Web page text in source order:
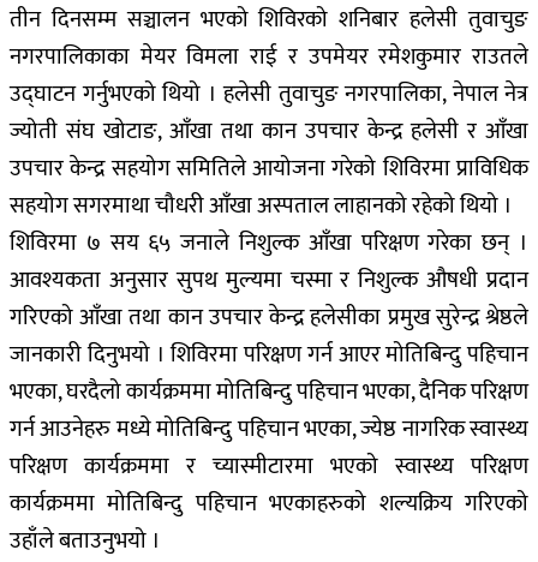
तीन दिनसम्म सञ्चालन भएको शिविरको शनिबार हलेसी तुवाचुङ
नगरपालिकाका मेयर विमला राई र उपमेयर रमेशकुमार राउतले
उद्घाटन गर्नुभएको थियो । हलेसी तुवाचुङ नगरपालिका, नेपाल नेत्र
ज्योती संघ खोटाङ, आँखा तथा कान उपचार केन्द्र हलेसी र आँखा
उपचार केन्द्र सहयोग समितिले आयोजना गरेको शिविरमा प्राविधिक
सहयोग सगरमाथा चौधरी आँखा अस्पताल लाहानको रहेको थियो ।
शिविरमा ७ सय ६५ जनाले निशुल्क आँखा परिक्षण गरेका छन् ।
आवश्यकता अनुसार सुपथ मुल्यमा चस्मा र निशुल्क औषधी प्रदान
गरिएको आँखा तथा कान उपचार केन्द्र हलेसीका प्रमुख सुरेन्द्र श्रेष्ठले
जानकारी दिनुभयो । शिविरमा परिक्षण गर्न आएर मोतिबिन्दु पहिचान
भएका, घरदैलो कार्यक्रममा मोतिबिन्दु पहिचान भएका, दैनिक परिक्षण
गर्न आउनेहरु मध्ये मोतिबिन्दु पहिचान भएका, ज्येष्ठ नागरिक स्वास्थ्य
परिक्षण कार्यक्रममा र च्यास्मीटारमा भएको स्वास्थ्य परिक्षण
कार्यक्रममा मोतिबिन्दु पहिचान भएकाहरुको शल्यक्रिय गरिएको
उहाँले बताउनुभयो ।